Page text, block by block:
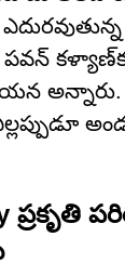
అన్నారు.